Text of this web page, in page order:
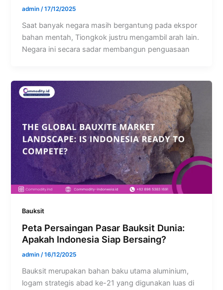
admin/17/12/2025
Saat banyak negara masih bergantung pada ekspor
bahan mentah, Tiongkok justru mengambil arah lain.
Negara ini secara sadar membangun penguasaan
Bauksit
Peta Persaingan Pasar Bauksit Dunia:
Apakah Indonesia Siap Bersaing?
admin/16/12/2025
Bauksit merupakan bahan baku utama aluminium,
logam strategis abad ke-21 yang digunakan luas di